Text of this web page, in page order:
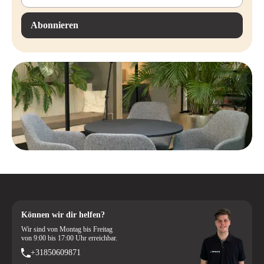
Abonnieren
Können wir dir helfen?
Wir sind von Montag bis Freitag
von 9:00 bis 17:00 Uhr erreichbar.
+31850609871